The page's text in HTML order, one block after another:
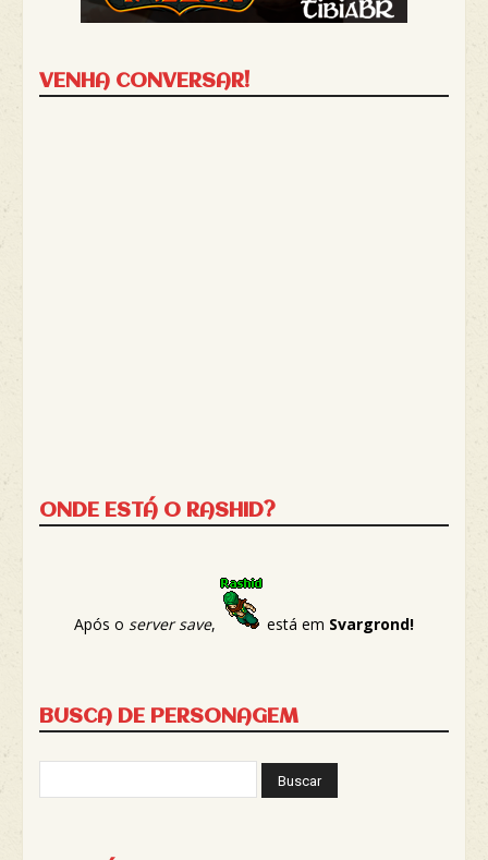
VENHA CONVERSAR!
ONDE ESTÁ O RASHID?
Após o server save, está em Svargrond!
BUSCA DE PERSONAGEM